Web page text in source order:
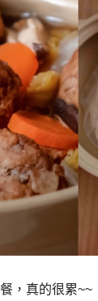
，真的很累~~